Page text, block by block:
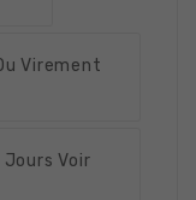
Virement
Jours Voir